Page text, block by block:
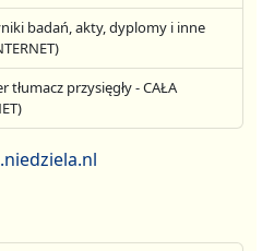
badań, akty, dyplomy i inne
przysięgły - CAŁA